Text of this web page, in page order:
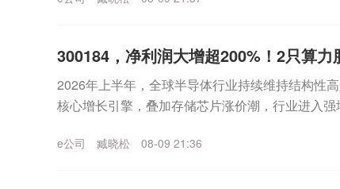
300184，净利润大增超200%！2只算力
2026年上半年，全球半导体行业持续维持结构性
核心增长引擎，叠加存储芯片涨价潮，行业进入
e公司 臧晓松 08-09 21:36